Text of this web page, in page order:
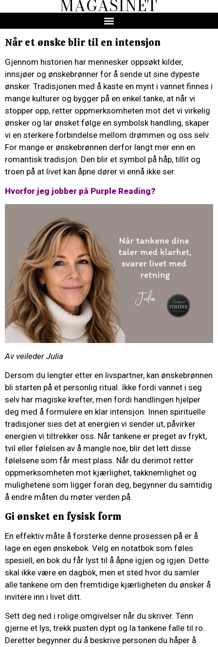
MAGASINET
Når et ønske blir til en intensjon
Gjennom historien har mennesker oppsøkt kilder,
innsjøer og ønskebrønner for å sende ut sine dypeste
ønsker. Tradisjonen med å kaste en mynt i vannet finnes i
mange kulturer og bygger på en enkel tanke, at når vi
stopper opp, retter oppmerksomheten mot det vi virkelig
ønsker og lar ønsket følge en symbolsk handling, skaper
vi en sterkere forbindelse mellom drømmen og oss selv.
For mange er ønskebrønnen derfor langt mer enn en
romantisk tradisjon. Den blir et symbol på håp, tillit og
troen på at livet kan åpne dører vi ennå ikke ser.
Hvorfor jeg jobber på Purple Reading?
Av veileder Julia
Dersom du lengter etter en livspartner, kan ønskebrønnen
bli starten på et personlig ritual. Ikke fordi vannet i seg
selv har magiske krefter, men fordi handlingen hjelper
deg med å formulere en klar intensjon. Innen spirituelle
tradisjoner sies det at energien vi sender ut, påvirker
energien vi tiltrekker oss. Når tankene er preget av frykt,
tvil eller følelsen av å mangle noe, blir det lett disse
følelsene som får mest plass. Når du derimot retter
oppmerksomheten mot kjærlighet, takknemlighet og
mulighetene som ligger foran deg, begynner du samtidig
å endre måten du møter verden på.
Gi ønsket en fysisk form
En effektiv måte å forsterke denne prosessen på er å
lage en egen ønskebok. Velg en notatbok som føles
spesiell, en bok du får lyst til å åpne igjen og igjen. Dette
skal ikke være en dagbok, men et sted hvor du samler
alle tankene om den fremtidige kjærligheten du ønsker å
invitere inn i livet ditt.
Sett deg ned i rolige omgivelser når du skriver. Tenn
gjerne et lys, trekk pusten dypt og la tankene falle til ro.
Deretter begynner du å beskrive personen du håper å